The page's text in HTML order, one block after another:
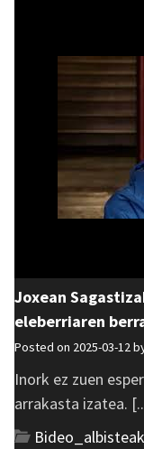
Joxean
eleberriaren
Posted on 2025-03-12
Inork ez zuen
arrakasta izatea.
Bideo_albisteak